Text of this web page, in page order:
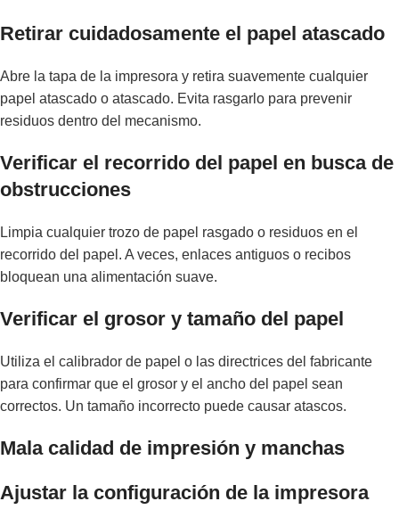
Retirar cuidadosamente el papel atascado
Abre la tapa de la impresora y retira suavemente cualquier
papel atascado o atascado. Evita rasgarlo para prevenir
residuos dentro del mecanismo.
Verificar el recorrido del papel en busca de
obstrucciones
Limpia cualquier trozo de papel rasgado o residuos en el
recorrido del papel. A veces, enlaces antiguos o recibos
bloquean una alimentación suave.
Verificar el grosor y tamaño del papel
Utiliza el calibrador de papel o las directrices del fabricante
para confirmar que el grosor y el ancho del papel sean
correctos. Un tamaño incorrecto puede causar atascos.
Mala calidad de impresión y manchas
Ajustar la configuración de la impresora